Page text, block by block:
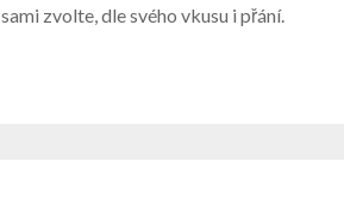
zvolte, dle svého vkusu i přání.